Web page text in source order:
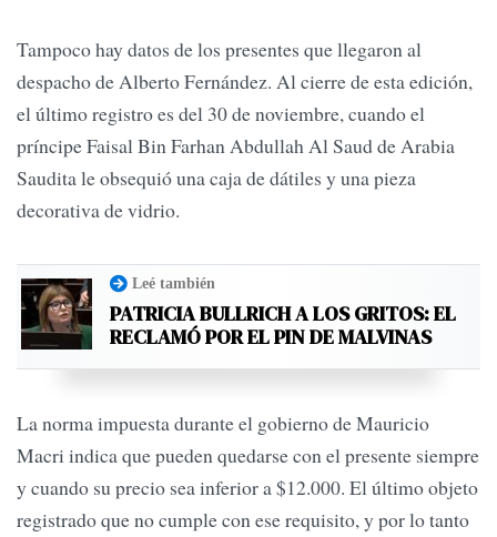
Tampoco hay datos de los presentes que llegaron al
despacho de Alberto Fernández. Al cierre de esta edición,
el último registro es del 30 de noviembre, cuando el
príncipe Faisal Bin Farhan Abdullah Al Saud de Arabia
Saudita le obsequió una caja de dátiles y una pieza
decorativa de vidrio.
Leé también
PATRICIA BULLRICH A LOS GRITOS: EL
RECLAMÓ POR EL PIN DE MALVINAS
La norma impuesta durante el gobierno de Mauricio
Macri indica que pueden quedarse con el presente siempre
y cuando su precio sea inferior a $12.000. El último objeto
registrado que no cumple con ese requisito, y por lo tanto